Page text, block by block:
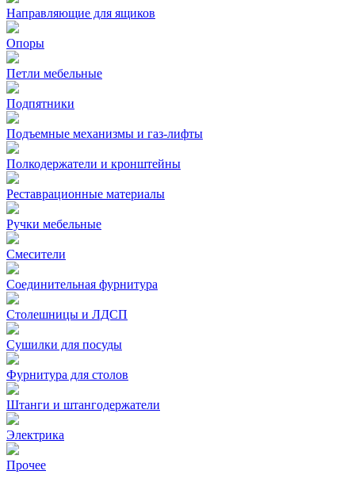
Направляющие для ящиков
Опоры
Петли мебельные
Подпятники
Подъемные механизмы и газ-лифты
Полкодержатели и кронштейны
Реставрационные материалы
Ручки мебельные
Смесители
Соединительная фурнитура
Столешницы и ЛДСП
Сушилки для посуды
Фурнитура для столов
Штанги и штангодержатели
Электрика
Прочее